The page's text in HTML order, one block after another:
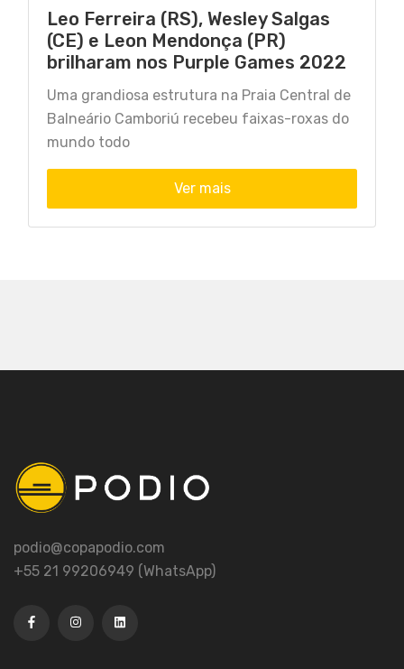
Leo Ferreira (RS), Wesley Salgas
(CE) e Leon Mendonça (PR)
brilharam nos Purple Games 2022
Uma grandiosa estrutura na Praia Central de
Balneário Camboriú recebeu faixas-roxas do
mundo todo
Ver mais
podio@copapodio.com
+55 21 99206949 (WhatsApp)